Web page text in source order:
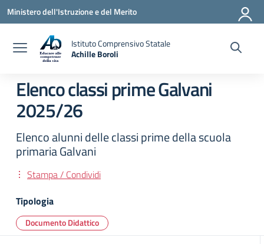
Vai ai contenuti
Vai al menu di navigazione
Vai al footer
Ministero dell'Istruzione e del Merito
Istituto Comprensivo Statale
Achille Boroli
Elenco classi prime Galvani
2025/26
Elenco alunni delle classi prime della scuola
primaria Galvani
Stampa / Condividi
Tipologia
Documento Didattico